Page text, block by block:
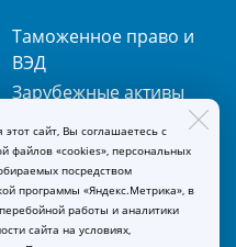
Таможенное право и
ВЭД
Зарубежные активы
Регистрация
зарубежных
компаний
Недвижимость за
границей
этот сайт, Вы соглашаетесь с
файлов «cookies», персональных
посредством
программы «Яндекс.Метрика», в
работы и аналитики
сайта на условиях,